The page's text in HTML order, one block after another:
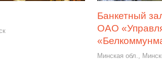
Банкетный
ОАО
Минская обл.,